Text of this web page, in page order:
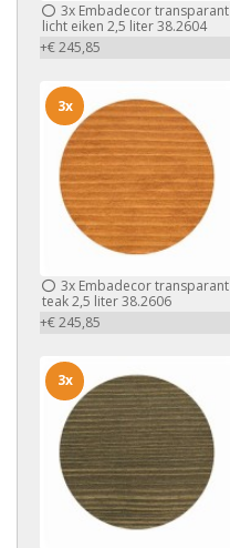
3x Embadecor transparant
licht eiken 2,5 liter 38.2604
+€ 245,85
3x Embadecor transparant
teak 2,5 liter 38.2606
+€ 245,85
3x
3x